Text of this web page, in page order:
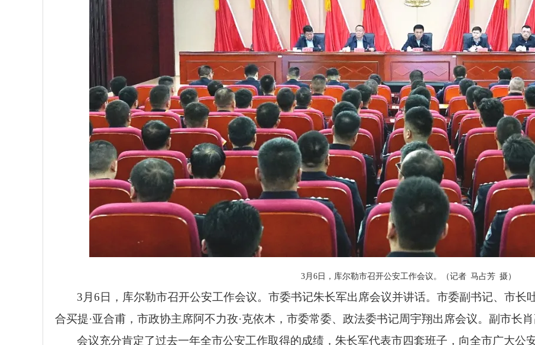
3月6日，库尔勒市召开公安工作会议。（记者 马占芳 摄）
3月6日，库尔勒市召开公安工作会议。市委书记朱长军出席会议并讲话。市委副书记、市长
合买提·亚合甫，市政协主席阿不力孜·克依木，市委常委、政法委书记周宇翔出席会议。副市长肖
会议充分肯定了过去一年全市公安工作取得的成绩，朱长军代表市四套班子，向全市广大公